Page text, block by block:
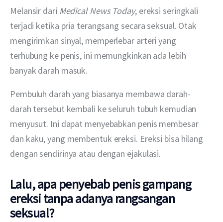
Melansir dari Medical News Today, ereksi seringkali
terjadi ketika pria terangsang secara seksual. Otak
mengirimkan sinyal, memperlebar arteri yang
terhubung ke penis, ini memungkinkan ada lebih
banyak darah masuk.
Pembuluh darah yang biasanya membawa darah-
darah tersebut kembali ke seluruh tubuh kemudian
menyusut. Ini dapat menyebabkan penis membesar
dan kaku, yang membentuk ereksi. Ereksi bisa hilang
dengan sendirinya atau dengan ejakulasi.
Lalu, apa penyebab penis gampang
ereksi tanpa adanya rangsangan
seksual?